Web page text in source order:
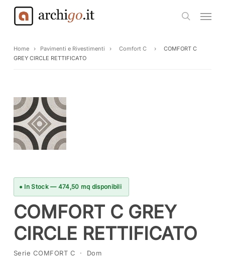
content
search
Home › Pavimenti e Rivestimenti › Comfort C ›
COMFORT C
GREY CIRCLE RETTIFICATO
● In Stock — 474,50 mq disponibili
COMFORT C GREY
CIRCLE RETTIFICATO
Serie COMFORT C · Dom